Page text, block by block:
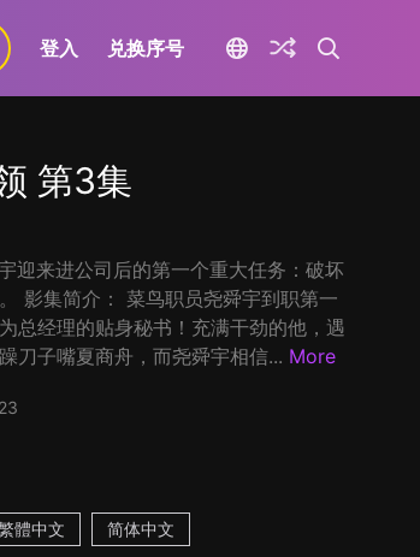
登入 兑换序号
第3集
迎来进公司后的第一个重大任务：破坏
影集简介： 菜鸟职员尧舜宇到职第一
总经理的贴身秘书！充满干劲的他，遇
刀子嘴夏商舟，而尧舜宇相信... More
體中文 简体中文